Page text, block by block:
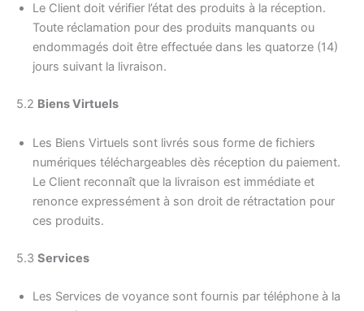
Le Client doit vérifier l’état des produits à la réception.
Toute réclamation pour des produits manquants ou
endommagés doit être effectuée dans les quatorze (14)
jours suivant la livraison.
5.2 Biens Virtuels
Les Biens Virtuels sont livrés sous forme de fichiers
numériques téléchargeables dès réception du paiement.
Le Client reconnaît que la livraison est immédiate et
renonce expressément à son droit de rétractation pour
ces produits.
5.3 Services
Les Services de voyance sont fournis par téléphone à la